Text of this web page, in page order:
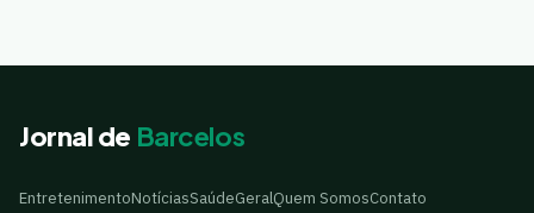
Jornal de Barcelos
EntretenimentoNotíciasSaúdeGeralQuem SomosContato